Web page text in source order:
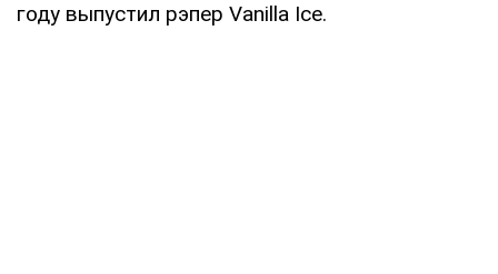
году выпустил рэпер Vanilla Ice.